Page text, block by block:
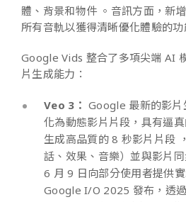
體、背景和物件 。音訊方面，新
所有音軌以獲得清晰優化體驗的功
Google Vids 整合了多項尖端 AI
片生成能力：
Veo 3： Google 最新的影片
化為動態影片片段，具有逼
生成高品質的 8 秒影片片段
話、效果、音樂）並與影片
6 月 9 日向部分使用者提供
Google I/O 2025 發布，透